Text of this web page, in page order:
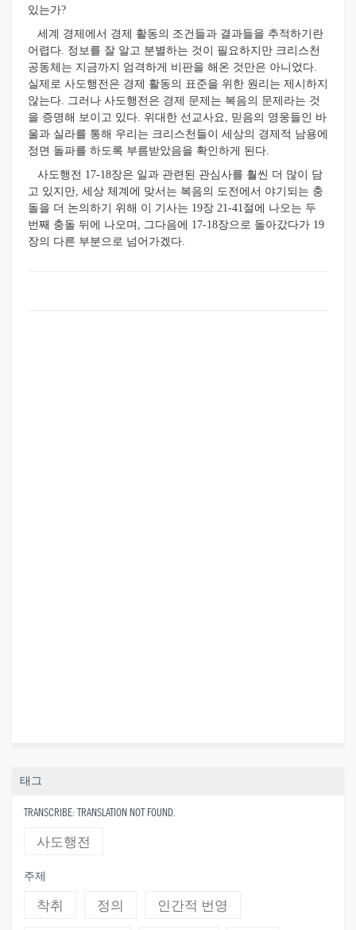
있는가?
세계 경제에서 경제 활동의 조건들과 결과들을 추적하기란
어렵다. 정보를 잘 알고 분별하는 것이 필요하지만 크리스천
공동체는 지금까지 엄격하게 비판을 해온 것만은 아니었다.
실제로 사도행전은 경제 활동의 표준을 위한 원리는 제시하지
않는다. 그러나 사도행전은 경제 문제는 복음의 문제라는 것
을 증명해 보이고 있다. 위대한 선교사요, 믿음의 영웅들인 바
울과 실라를 통해 우리는 크리스천들이 세상의 경제적 남용에
정면 돌파를 하도록 부름받았음을 확인하게 된다.
사도행전 17-18장은 일과 관련된 관심사를 훨씬 더 많이 담
고 있지만, 세상 체계에 맞서는 복음의 도전에서 야기되는 충
돌을 더 논의하기 위해 이 기사는 19장 21-41절에 나오는 두
번째 충돌 뒤에 나오며, 그다음에 17-18장으로 돌아갔다가 19
장의 다른 부분으로 넘어가겠다.
태그
TRANSCRIBE: TRANSLATION NOT FOUND.
사도행전
주제
착취 정의 인간적 번영